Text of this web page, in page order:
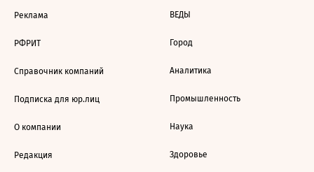
Реклама
РФРИТ
Справочник компаний
Подписка для юр.лиц
О компании
Редакция
ВЕДЫ
Город
Аналитика
Промышленность
Наука
Здоровье